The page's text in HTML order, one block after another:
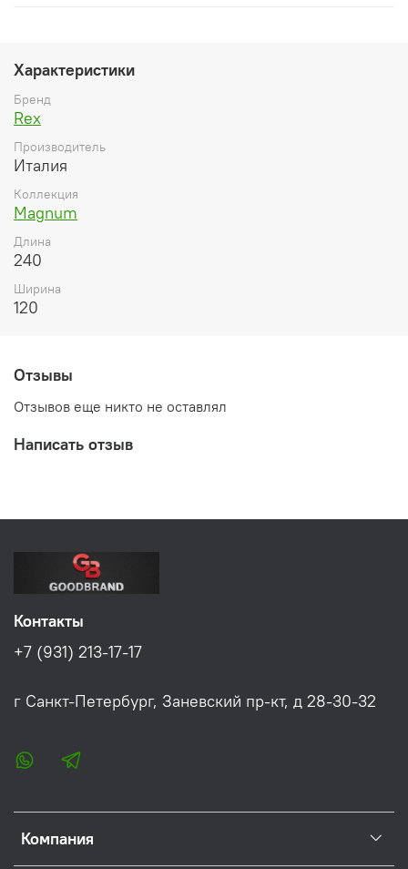
Характеристики
Бренд
Rex
Производитель
Италия
Коллекция
Magnum
Длина
240
Ширина
120
Отзывы
Отзывов еще никто не оставлял
Написать отзыв
Компания
Контакты
+7 (931) 213-17-17
г Санкт-Петербург, Заневский пр-кт, д 28-30-32